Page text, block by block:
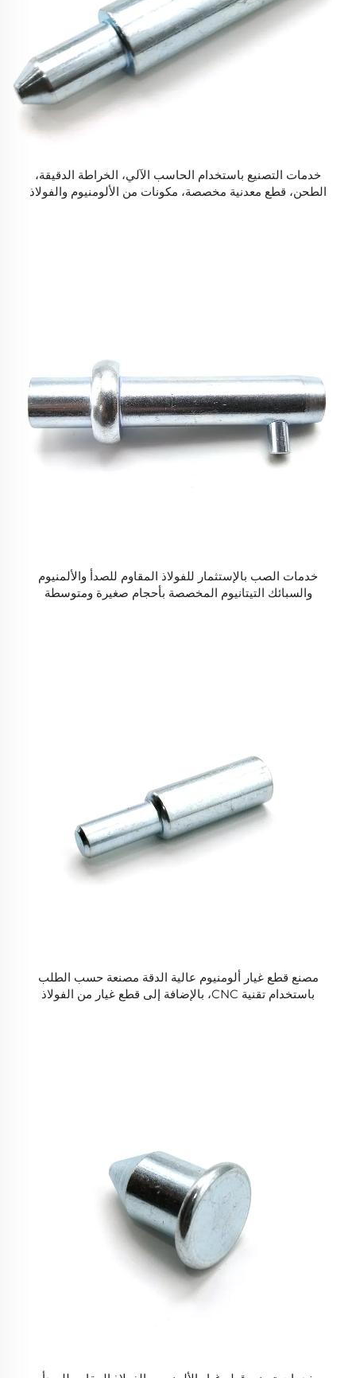
خدمات التصنيع باستخدام الحاسب الآلي، الخراطة الدقيقة،
الطحن، قطع معدنية مخصصة، مكونات من الألومنيوم والفولاذ
خدمات الصب بالإستثمار للفولاذ المقاوم للصدأ والألمنيوم
والسبائك التيتانيوم المخصصة بأحجام صغيرة ومتوسطة
مصنع قطع غيار ألومنيوم عالية الدقة مصنعة حسب الطلب
باستخدام تقنية CNC، بالإضافة إلى قطع غيار من الفولاذ